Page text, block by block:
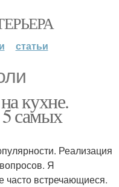
статьи
кухне.
самых
Реализация
Я
часто встречающиеся.